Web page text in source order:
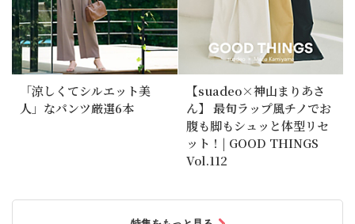
「涼しくてシルエット美
人」なパンツ厳選6本
【suadeo×神山まりあさ
ん】 最旬ラップ風チノでお
腹も脚もシュッと体型リセ
ット！| GOOD THINGS
Vol.112